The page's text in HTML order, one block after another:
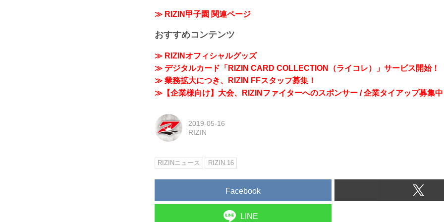
≫ RIZIN甲子園 関連ページ
おすすめコンテンツ
≫ RIZINオフィシャルグッズ
≫ デジタルカード「RIZIN CARD COLLECTION（ライコレ）」サービス開始！
≫ 業務拡大につき、RIZIN FFスタッフ募集！
≫【企業様向け】大会、RIZINファイターへのスポンサー / 企業タイアップ募集
2019-05-16
RIZIN
RIZINニュース RIZIN.16
Facebook
LINE